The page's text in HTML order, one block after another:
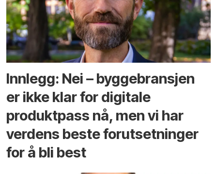
Innlegg: Nei – byggebransjen
er ikke klar for digitale
produktpass nå, men vi har
verdens beste forutsetninger
for å bli best